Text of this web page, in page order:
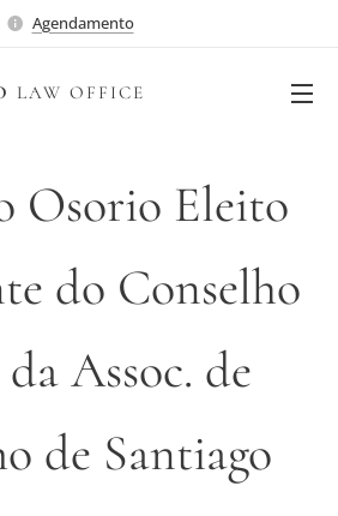
Agendamento
LAW OFFICE
Osorio Eleito
do Conselho
Assoc. de
de Santiago